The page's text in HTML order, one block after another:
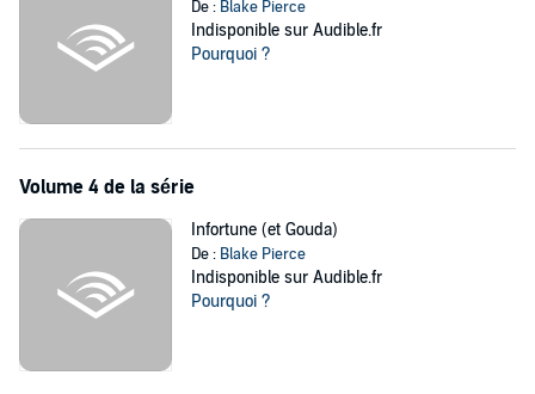
De : Blake Pierce
Indisponible sur Audible.fr
Pourquoi ?
Volume 4 de la série
Infortune (et Gouda)
De : Blake Pierce
Indisponible sur Audible.fr
Pourquoi ?